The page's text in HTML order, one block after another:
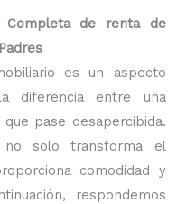
Completa de renta de
es un aspecto
diferencia entre una
pase desapercibida.
no solo transforma el
comodidad y
respondemos